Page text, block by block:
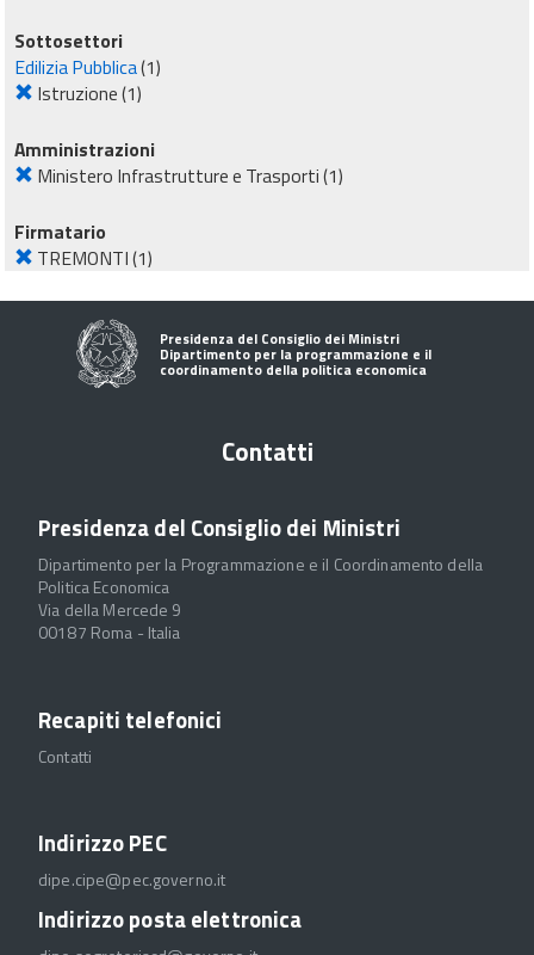
Sottosettori
Edilizia Pubblica(1)
Istruzione(1)
Amministrazioni
Ministero Infrastrutture e Trasporti(1)
Firmatario
TREMONTI(1)
Presidenza del Consiglio dei Ministri
Dipartimento per la programmazione e il
coordinamento della politica economica
Contatti
Presidenza del Consiglio dei Ministri
Dipartimento per la Programmazione e il Coordinamento della
Politica Economica
Via della Mercede 9
00187 Roma - Italia
Recapiti telefonici
Contatti
Indirizzo PEC
dipe.cipe@pec.governo.it
Indirizzo posta elettronica